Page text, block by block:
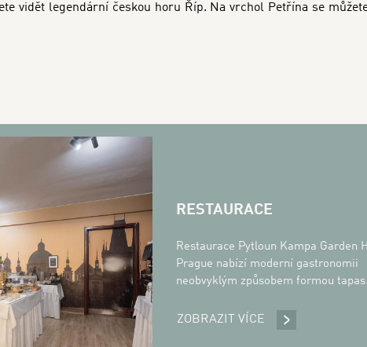
vidět legendární českou horu Říp. Na vrchol Petřína se
RESTAURACE
Restaurace Pytloun Kampa Garden
Prague nabízí moderní gastronomii
neobvyklým způsobem formou tapas.
ZOBRAZIT VÍCE RESTAURACE